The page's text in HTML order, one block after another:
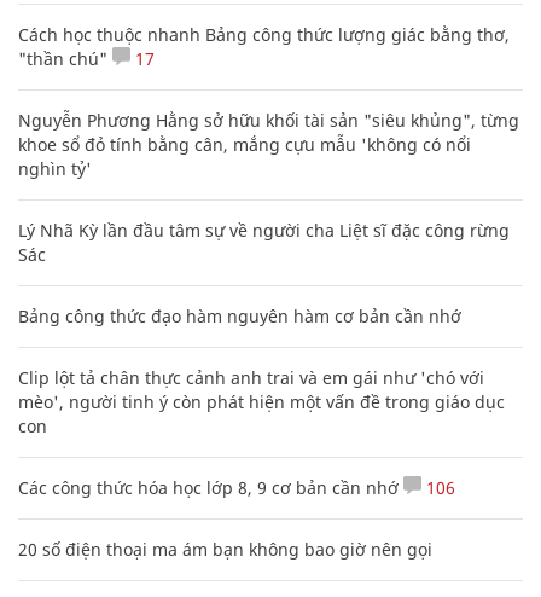
Cách học thuộc nhanh Bảng công thức lượng giác bằng thơ,
"thần chú"
17
Nguyễn Phương Hằng sở hữu khối tài sản "siêu khủng", từng
khoe sổ đỏ tính bằng cân, mắng cựu mẫu 'không có nổi
nghìn tỷ'
Lý Nhã Kỳ lần đầu tâm sự về người cha Liệt sĩ đặc công rừng
Sác
Bảng công thức đạo hàm nguyên hàm cơ bản cần nhớ
Clip lột tả chân thực cảnh anh trai và em gái như 'chó với
mèo', người tinh ý còn phát hiện một vấn đề trong giáo dục
con
Các công thức hóa học lớp 8, 9 cơ bản cần nhớ 106
20 số điện thoại ma ám bạn không bao giờ nên gọi